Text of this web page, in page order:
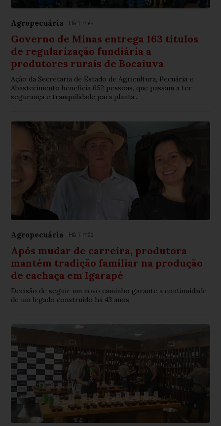
Agropecuária Há 1 mês
Governo de Minas entrega 163 títulos
de regularização fundiária a
produtores rurais de Bocaiuva
Ação da Secretaria de Estado de Agricultura, Pecuária e
Abastecimento beneficia 652 pessoas, que passam a ter
segurança e tranquilidade para planta...
Agropecuária Há 1 mês
Após mudar de carreira, produtora
mantém tradição familiar na produção
de cachaça em Igarapé
Decisão de seguir um novo caminho garante a continuidade
de um legado construído há 43 anos